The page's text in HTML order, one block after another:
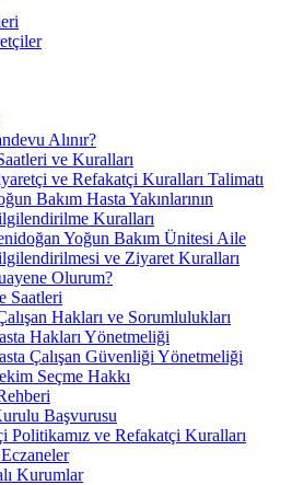
Alınır?
ve Kuralları
ve Refakatçi Kuralları Talimatı
Bakım Hasta Yakınlarının
Kuralları
Yoğun Bakım Ünitesi Aile
ve Ziyaret Kuralları
Olurum?
Saatleri
Hakları ve Sorumlulukları
Hakları Yönetmeliği
Çalışan Güvenliği Yönetmeliği
Seçme Hakkı
Başvurusu
Politikamız ve Refakatçi Kuralları
Kurumlar